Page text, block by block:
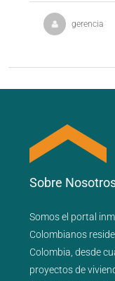
gerencia
Sobre
Somos el portal
Colombianos
Colombia, desde
proyectos de